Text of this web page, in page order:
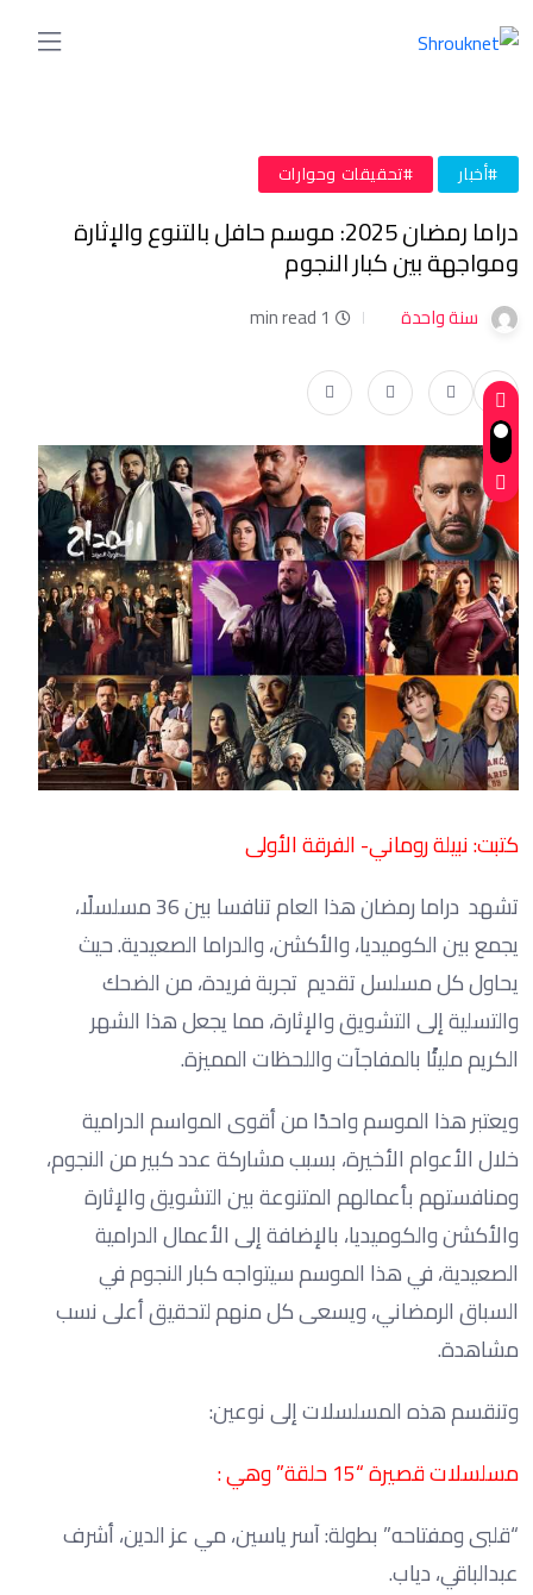
#أخبار #تحقيقات وحوارات
دراما رمضان 2025: موسم حافل بالتنوع والإثارة
ومواجهة بين كبار النجوم
سنة واحدة 1 min read
كتبت: نبيلة روماني- الفرقة الأولى
تشهد دراما رمضان هذا العام تنافسا بين 36 مسلسلًا،
يجمع بين الكوميديا، والأكشن، والدراما الصعيدية. حيث
يحاول كل مسلسل تقديم تجربة فريدة، من الضحك
والتسلية إلى التشويق والإثارة، مما يجعل هذا الشهر
الكريم مليئًا بالمفاجآت واللحظات المميزة.
ويعتبر هذا الموسم واحدًا من أقوى المواسم الدرامية
خلال الأعوام الأخيرة، بسبب مشاركة عدد كبير من النجوم،
ومنافستهم بأعمالهم المتنوعة بين التشويق والإثارة
والأكشن والكوميديا، بالإضافة إلى الأعمال الدرامية
الصعيدية، في هذا الموسم سيتواجه كبار النجوم في
السباق الرمضاني، ويسعى كل منهم لتحقيق أعلى نسب
مشاهدة.
وتنقسم هذه المسلسلات إلى نوعين:
مسلسلات قصيرة “15 حلقة” وهي :
“قلبى ومفتاحه” بطولة: آسر ياسين، مي عز الدين، أشرف
عبدالباقي، دياب.